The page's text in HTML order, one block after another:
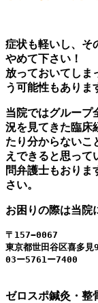
症状も軽いし、そ
やめて下さい！
放っておいてしま
う可能性もありま
当院ではグループ
況を見てきた臨床
たり分からないこ
えできると思って
問弁護士もおりま
さい。
お困りの際は当院
〒
東京都世田谷区喜多見
03ー5761ー7400
ゼロスポ鍼灸・